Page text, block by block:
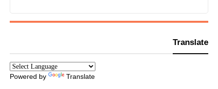
Translate
Powered by Translate